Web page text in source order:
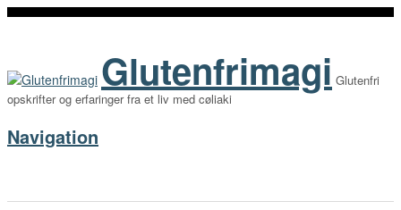
Glutenfrimagi Glutenfri
opskrifter og erfaringer fra et liv med cøliaki
Navigation